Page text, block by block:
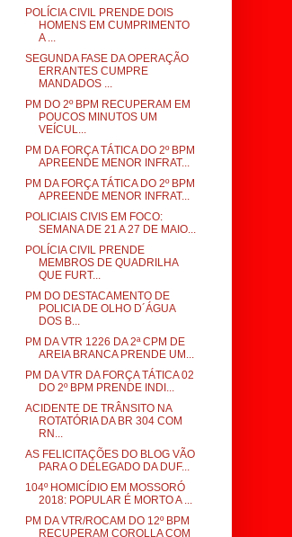
POLÍCIA CIVIL PRENDE DOIS
HOMENS EM CUMPRIMENTO
A ...
SEGUNDA FASE DA OPERAÇÃO
ERRANTES CUMPRE
MANDADOS ...
PM DO 2º BPM RECUPERAM EM
POUCOS MINUTOS UM
VEÍCUL...
PM DA FORÇA TÁTICA DO 2º BPM
APREENDE MENOR INFRAT...
PM DA FORÇA TÁTICA DO 2º BPM
APREENDE MENOR INFRAT...
POLICIAIS CIVIS EM FOCO:
SEMANA DE 21 A 27 DE MAIO...
POLÍCIA CIVIL PRENDE
MEMBROS DE QUADRILHA
QUE FURT...
PM DO DESTACAMENTO DE
POLICIA DE OLHO D´ÁGUA
DOS B...
PM DA VTR 1226 DA 2ª CPM DE
AREIA BRANCA PRENDE UM...
PM DA VTR DA FORÇA TÁTICA 02
DO 2º BPM PRENDE INDI...
ACIDENTE DE TRÂNSITO NA
ROTATÓRIA DA BR 304 COM
RN...
AS FELICITAÇÕES DO BLOG VÃO
PARA O DELEGADO DA DUF...
104º HOMICÍDIO EM MOSSORÓ
2018: POPULAR É MORTO A ...
PM DA VTR/ROCAM DO 12º BPM
RECUPERAM COROLLA COM